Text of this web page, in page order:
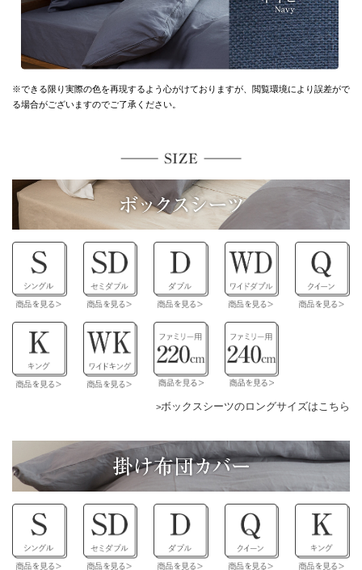
※できる限り実際の色を再現するよう心がけておりますが、 閲覧環境により誤差がで
る場合がございますのでご了承ください。
ボックスシーツのロングサイズはこちら